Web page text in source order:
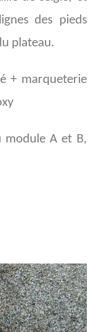
des pieds
plateau.
+ marqueterie
module A et B,